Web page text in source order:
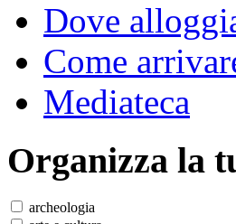
Dove
Come
Mediateca
Organizza la
archeologia